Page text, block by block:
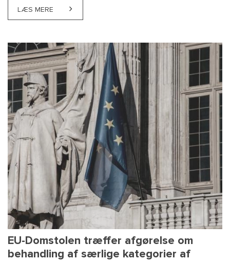
LÆS MERE ABOUT FOLKETINGET LUKKER FOR
EU-Domstolen træffer afgørelse om
behandling af særlige kategorier af